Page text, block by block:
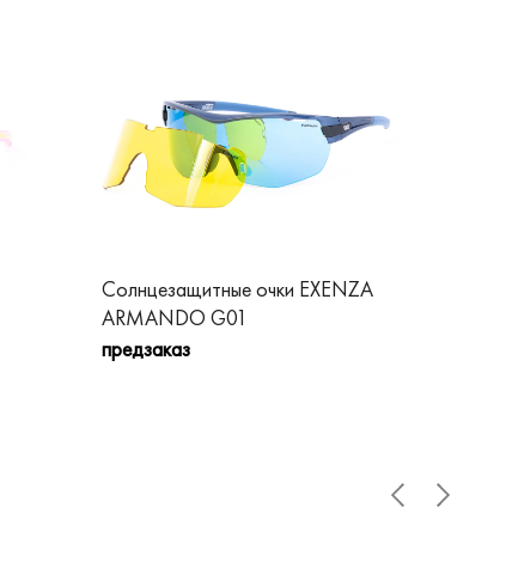
Солнцезащитные очки EXENZA
ARMANDO G01
предзаказ